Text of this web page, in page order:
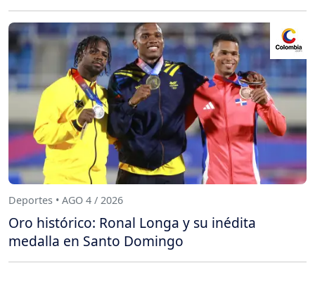
Deportes • AGO 4 / 2026
Oro histórico: Ronal Longa y su inédita
medalla en Santo Domingo